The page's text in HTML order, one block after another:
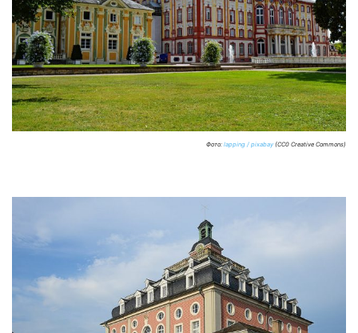
Фото: lapping / pixabay (CC0 Creative Commons)